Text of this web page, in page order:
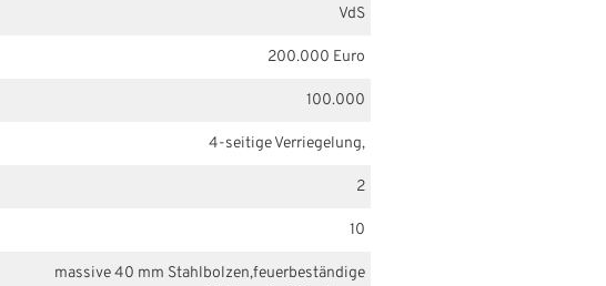
VdS
200.000 Euro
100.000
4-seitige Verriegelung,
2
10
massive 40 mm Stahlbolzen,feuerbeständige